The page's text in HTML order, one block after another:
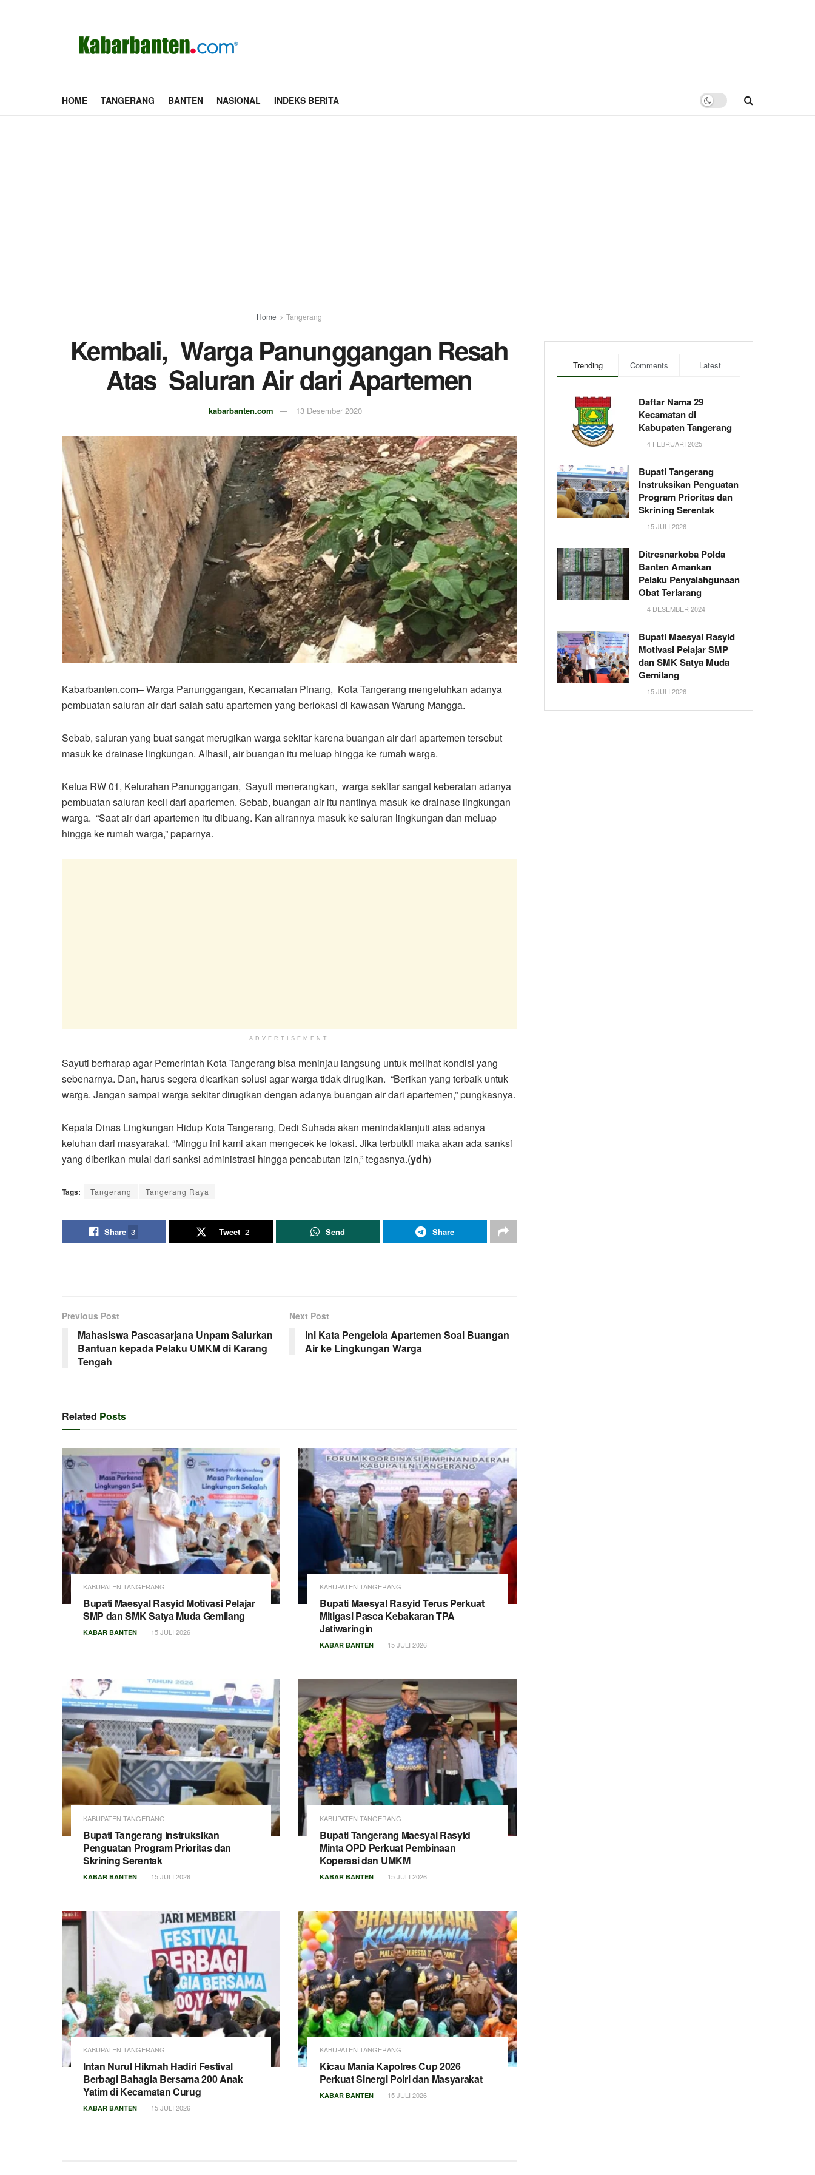
HOME TANGERANG BANTEN NASIONAL INDEKS BERITA
Home Tangerang
Kembali, Warga Panunggangan Resah
Atas Saluran Air dari Apartemen
kabarbanten.com 13 Desember 2020
Kabarbanten.com– Warga Panunggangan, Kecamatan Pinang, Kota Tangerang mengeluhkan adanya
pembuatan saluran air dari salah satu apartemen yang berlokasi di kawasan Warung Mangga.
Sebab, saluran yang buat sangat merugikan warga sekitar karena buangan air dari apartemen tersebut
masuk ke drainase lingkungan. Alhasil, air buangan itu meluap hingga ke rumah warga.
Ketua RW 01, Kelurahan Panunggangan, Sayuti menerangkan, warga sekitar sangat keberatan adanya
pembuatan saluran kecil dari apartemen. Sebab, buangan air itu nantinya masuk ke drainase lingkungan
warga. “Saat air dari apartemen itu dibuang. Kan alirannya masuk ke saluran lingkungan dan meluap
hingga ke rumah warga,” paparnya.
ADVERTISEMENT
Sayuti berharap agar Pemerintah Kota Tangerang bisa meninjau langsung untuk melihat kondisi yang
sebenarnya. Dan, harus segera dicarikan solusi agar warga tidak dirugikan. “Berikan yang terbaik untuk
warga. Jangan sampai warga sekitar dirugikan dengan adanya buangan air dari apartemen,” pungkasnya.
Kepala Dinas Lingkungan Hidup Kota Tangerang, Dedi Suhada akan menindaklanjuti atas adanya
keluhan dari masyarakat. “Minggu ini kami akan mengecek ke lokasi. Jika terbutkti maka akan ada sanksi
yang diberikan mulai dari sanksi administrasi hingga pencabutan izin,” tegasnya.(ydh)
Tags: Tangerang Tangerang Raya
Share 3 Tweet 2 Send Share
Previous Post
Mahasiswa Pascasarjana Unpam Salurkan
Bantuan kepada Pelaku UMKM di Karang
Tengah
Next Post
Ini Kata Pengelola Apartemen Soal Buangan
Air ke Lingkungan Warga
Related Posts
KABUPATEN TANGERANG
Bupati Maesyal Rasyid Motivasi Pelajar
SMP dan SMK Satya Muda Gemilang
KABAR BANTEN 15 JULI 2026
KABUPATEN TANGERANG
Bupati Maesyal Rasyid Terus Perkuat
Mitigasi Pasca Kebakaran TPA
Jatiwaringin
KABAR BANTEN 15 JULI 2026
KABUPATEN TANGERANG
Bupati Tangerang Instruksikan
Penguatan Program Prioritas dan
Skrining Serentak
KABAR BANTEN 15 JULI 2026
KABUPATEN TANGERANG
Bupati Tangerang Maesyal Rasyid
Minta OPD Perkuat Pembinaan
Koperasi dan UMKM
KABAR BANTEN 15 JULI 2026
KABUPATEN TANGERANG
Intan Nurul Hikmah Hadiri Festival
Berbagi Bahagia Bersama 200 Anak
Yatim di Kecamatan Curug
KABAR BANTEN 15 JULI 2026
KABUPATEN TANGERANG
Kicau Mania Kapolres Cup 2026
Perkuat Sinergi Polri dan Masyarakat
KABAR BANTEN 15 JULI 2026
Trending Comments Latest
Daftar Nama 29
Kecamatan di
Kabupaten Tangerang
4 FEBRUARI 2025
Bupati Tangerang
Instruksikan Penguatan
Program Prioritas dan
Skrining Serentak
15 JULI 2026
Ditresnarkoba Polda
Banten Amankan
Pelaku Penyalahgunaan
Obat Terlarang
4 DESEMBER 2024
Bupati Maesyal Rasyid
Motivasi Pelajar SMP
dan SMK Satya Muda
Gemilang
15 JULI 2026